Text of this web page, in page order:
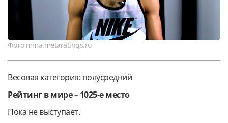
Фото mma.metaratings.ru
Весовая категория: полусредний
Рейтинг в мире – 1025-е место
Пока не выступает.